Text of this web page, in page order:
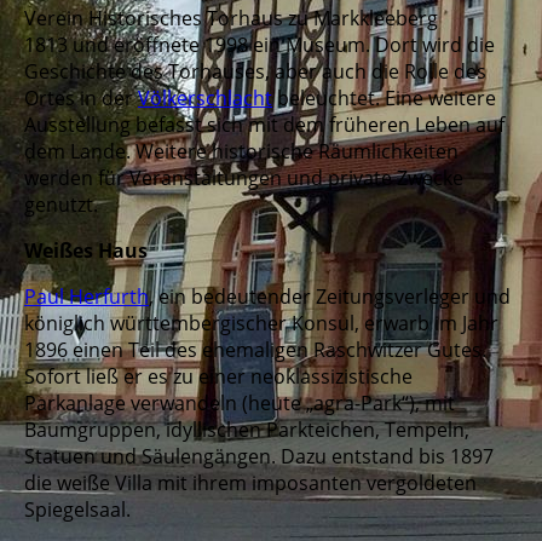
Verein Historisches Torhaus zu Markkleeberg
1813 und eröffnete 1998 ein Museum. Dort wird die
Geschichte des Torhauses, aber auch die Rolle des
Ortes in derVölkerschlachtbeleuchtet. Eine weitere
Ausstellung befasst sich mit dem früheren Leben auf
dem Lande. Weitere historische Räumlichkeiten
werden für Veranstaltungen und private Zwecke
genutzt.
Weißes Haus
Paul Herfurth, ein bedeutender Zeitungsverleger und
königlich württembergischer Konsul, erwarb im Jahr
1896 einen Teil des ehemaligen Raschwitzer Gutes.
Sofort ließ er es zu einer neoklassizistische
Parkanlage verwandeln (heute „agra-Park“), mit
Baumgruppen, idyllischen Parkteichen, Tempeln,
Statuen und Säulengängen. Dazu entstand bis 1897
die weiße Villa mit ihrem imposanten vergoldeten
Spiegelsaal.